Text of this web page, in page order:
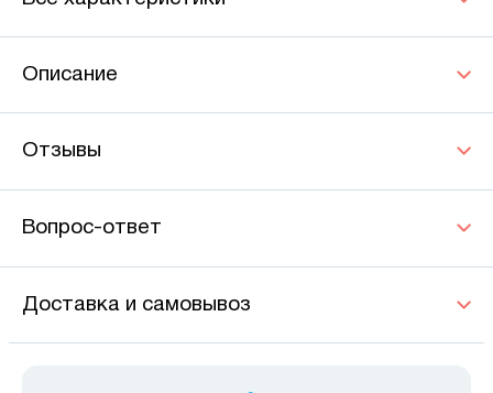
Описание
Отзывы
Вопрос-ответ
Доставка и самовывоз